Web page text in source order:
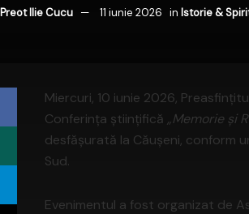
Preot Ilie Cucu 11 iunie 2026 in Istorie &
Miercuri, 10 iunie 2026,
Conferința științifică „Memorie și
desfășurată la Căușeni, conform
Sud.
Evenimentul a fost organizat de